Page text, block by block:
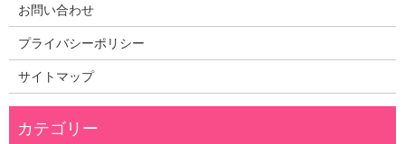
お問い合わせ
プライバシーポリシー
サイトマップ